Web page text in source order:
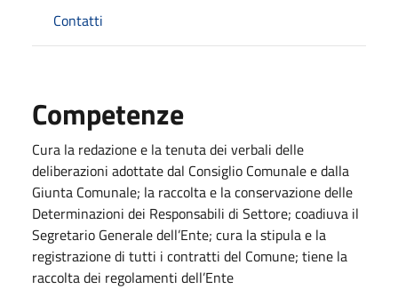
Contatti
Competenze
Cura la redazione e la tenuta dei verbali delle
deliberazioni adottate dal Consiglio Comunale e dalla
Giunta Comunale; la raccolta e la conservazione delle
Determinazioni dei Responsabili di Settore; coadiuva il
Segretario Generale dell’Ente; cura la stipula e la
registrazione di tutti i contratti del Comune; tiene la
raccolta dei regolamenti dell’Ente